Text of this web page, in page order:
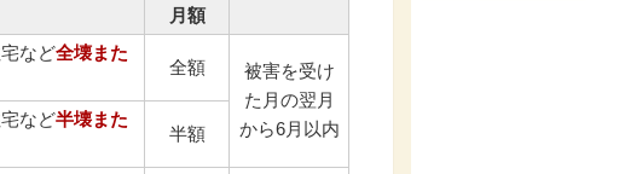
月額
など全壊また
全額
被害を受け
た月の翌月
から6月以内
など半壊また
半額